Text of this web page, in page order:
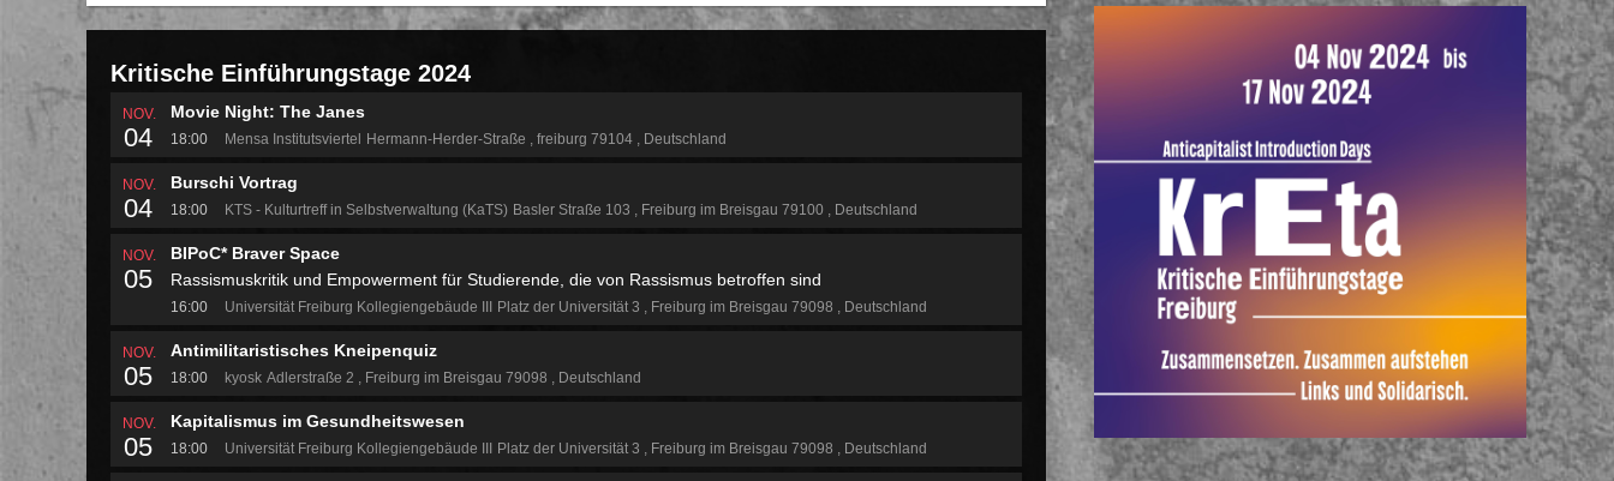
Kritische Einführungstage 2024
NOV.
04
Movie Night: The Janes
18:00 Mensa Institutsviertel Hermann-Herder-Straße freiburg 79104 Deutschland
NOV.
04
Burschi Vortrag
18:00 KTS - Kulturtreff in Selbstverwaltung (KaTS) Basler Straße 103 Freiburg im Breisgau 79100 Deutschland
NOV.
05
BIPoC* Braver Space
Rassismuskritik und Empowerment für Studierende, die von Rassismus betroffen sind
16:00 Universität Freiburg Kollegiengebäude III Platz der Universität 3 Freiburg im Breisgau 79098 Deutschland
NOV.
05
Antimilitaristisches Kneipenquiz
18:00 kyosk Adlerstraße 2 Freiburg im Breisgau 79098 Deutschland
NOV.
05
Kapitalismus im Gesundheitswesen
18:00 Universität Freiburg Kollegiengebäude III Platz der Universität 3 Freiburg im Breisgau 79098 Deutschland